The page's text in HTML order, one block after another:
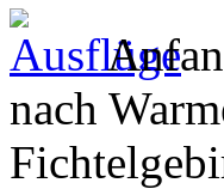
nach